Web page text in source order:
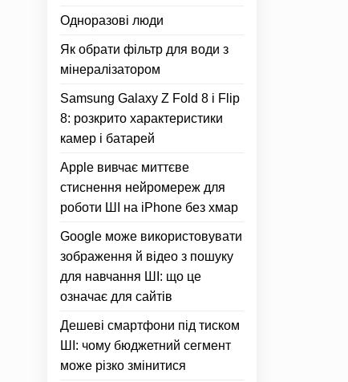
Одноразові люди
Як обрати фільтр для води з
мінералізатором
Samsung Galaxy Z Fold 8 і Flip
8: розкрито характеристики
камер і батарей
Apple вивчає миттєве
стиснення нейромереж для
роботи ШІ на iPhone без хмар
Google може використовувати
зображення й відео з пошуку
для навчання ШІ: що це
означає для сайтів
Дешеві смартфони під тиском
ШІ: чому бюджетний сегмент
може різко змінитися